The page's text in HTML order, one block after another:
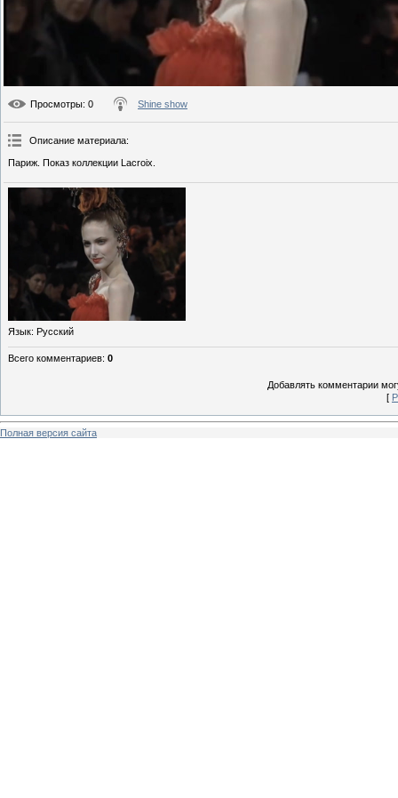
Просмотры: 0 Shine show
Описание материала:
Париж. Показ коллекции Lacroix.
Язык: Русский
Всего комментариев: 0
Добавлять комментарии
[
Полная версия сайта